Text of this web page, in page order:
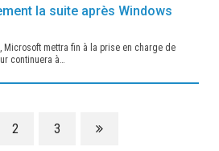
la suite après Windows
Microsoft mettra fin à la prise en charge de
continuera à…
2 3